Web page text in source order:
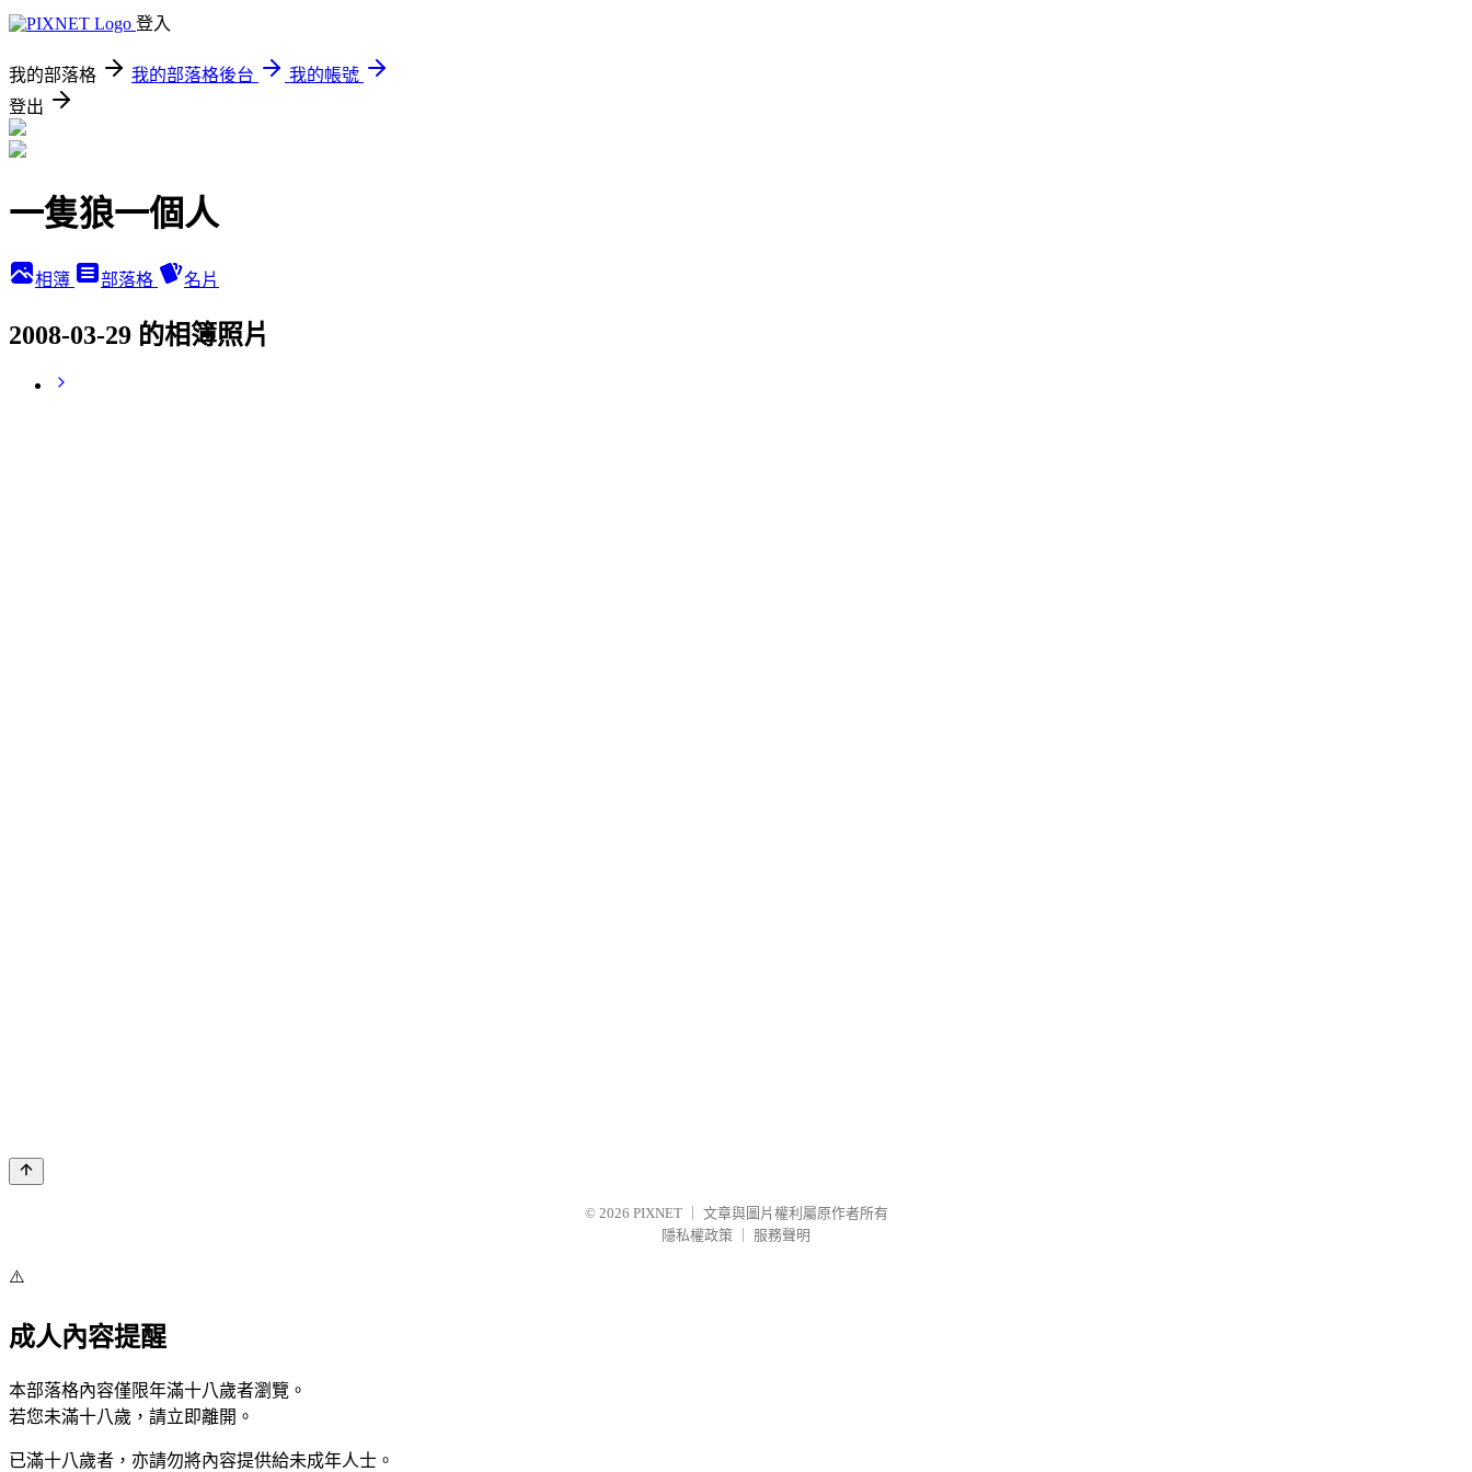
登入
我的部落格 我的部落格後台
我的帳號
登出
一隻狼一個人
相簿 部落格 名片
2008-03-29 的相簿照片
© 2026 PIXNET
文章與圖片權利屬原作者所有
隱私權政策
服務聲明
⚠️
成人內容提醒
本部落格內容僅限年滿十八歲者瀏覽。
若您未滿十八歲，請立即離開。
已滿十八歲者，亦請勿將內容提供給未成年人士。